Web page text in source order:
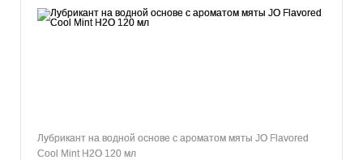
Лубрикант на водной основе с ароматом мяты JO Flavored
Cool Mint H2O 120 мл